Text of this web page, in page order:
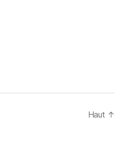
Haut ↑